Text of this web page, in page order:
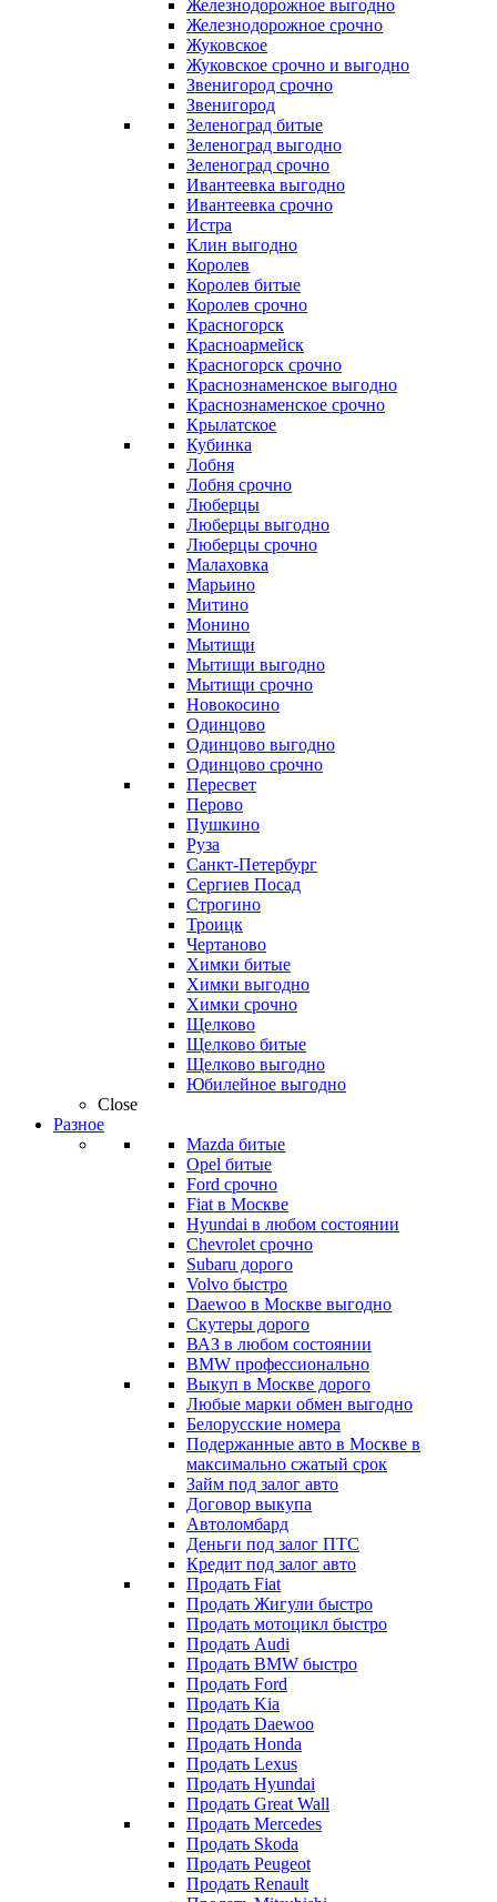
Железнодорожное выгодно
Железнодорожное срочно
Жуковское
Жуковское срочно и выгодно
Звенигород срочно
Звенигород
Зеленоград битые
Зеленоград выгодно
Зеленоград срочно
Ивантеевка выгодно
Ивантеевка срочно
Истра
Клин выгодно
Королев
Королев битые
Королев срочно
Красногорск
Красноармейск
Красногорск срочно
Краснознаменское выгодно
Краснознаменское срочно
Крылатское
Кубинка
Лобня
Лобня срочно
Люберцы
Люберцы выгодно
Люберцы срочно
Малаховка
Марьино
Митино
Монино
Мытищи
Мытищи выгодно
Мытищи срочно
Новокосино
Одинцово
Одинцово выгодно
Одинцово срочно
Пересвет
Перово
Пушкино
Руза
Санкт-Петербург
Сергиев Посад
Строгино
Троицк
Чертаново
Химки битые
Химки выгодно
Химки срочно
Щелково
Щелково битые
Щелково выгодно
Юбилейное выгодно
Close
Разное
Mazda битые
Opel битые
Ford срочно
Fiat в Москве
Hyundai в любом состоянии
Chevrolet срочно
Subaru дорого
Volvo быстро
Daewoo в Москве выгодно
Скутеры дорого
ВАЗ в любом состоянии
BMW профессионально
Выкуп в Москве дорого
Любые марки обмен выгодно
Белорусские номера
Подержанные авто в Москве в
максимально сжатый срок
Займ под залог авто
Договор выкупа
Автоломбард
Деньги под залог ПТС
Кредит под залог авто
Продать Fiat
Продать Жигули быстро
Продать мотоцикл быстро
Продать Audi
Продать BMW быстро
Продать Ford
Продать Kia
Продать Daewoo
Продать Honda
Продать Lexus
Продать Hyundai
Продать Great Wall
Продать Mercedes
Продать Skoda
Продать Peugeot
Продать Renault